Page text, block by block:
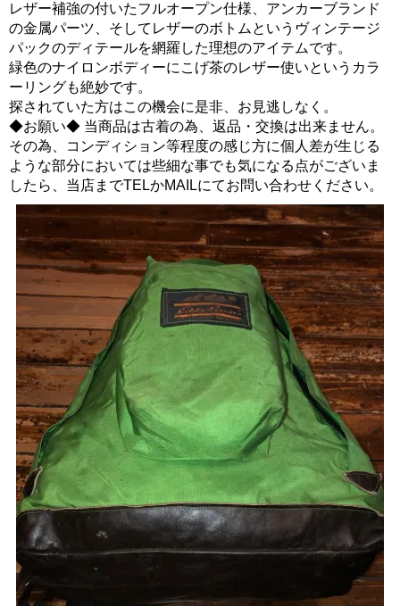
レザー補強の付いたフルオープン仕様、アンカーブランド
の金属パーツ、そしてレザーのボトムというヴィンテージ
パックのディテールを網羅した理想のアイテムです。
緑色のナイロンボディーにこげ茶のレザー使いというカラ
ーリングも絶妙です。
探されていた方はこの機会に是非、お見逃しなく。
◆お願い◆ 当商品は古着の為、返品・交換は出来ません。
その為、コンディション等程度の感じ方に個人差が生じる
ような部分においては些細な事でも気になる点がございま
したら、当店までTELかMAILにてお問い合わせください。